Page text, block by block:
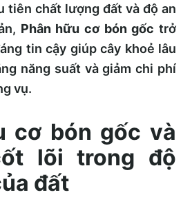
tiên chất lượng đất và độ an
Phân hữu cơ bón gốc trở
tin cậy giúp cây khoẻ lâu
năng suất và giảm chi phí
vụ.
cơ bón gốc và
lõi trong độ
đất